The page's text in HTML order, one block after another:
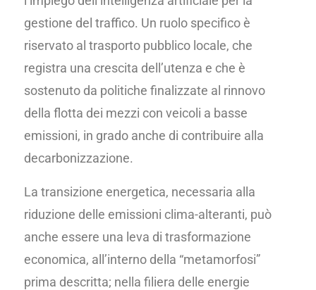
gestione del traffico. Un ruolo specifico è
riservato al trasporto pubblico locale, che
registra una crescita dell’utenza e che è
sostenuto da politiche finalizzate al rinnovo
della flotta dei mezzi con veicoli a basse
emissioni, in grado anche di contribuire alla
decarbonizzazione.
La transizione energetica, necessaria alla
riduzione delle emissioni clima-alteranti, può
anche essere una leva di trasformazione
economica, all’interno della “metamorfosi”
prima descritta; nella filiera delle energie